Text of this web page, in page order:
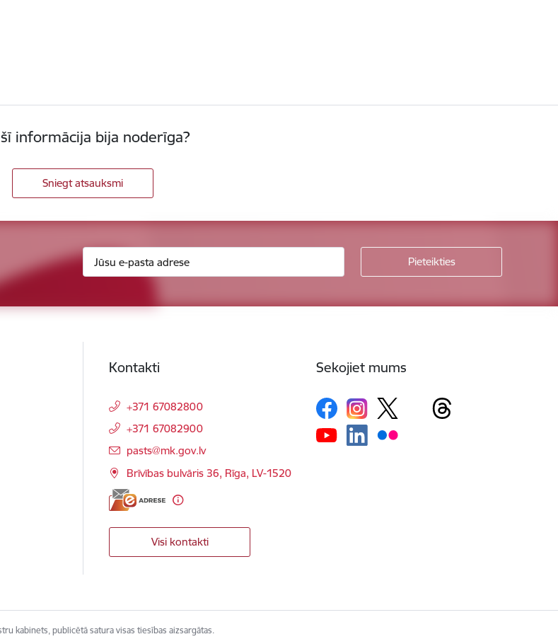
informācija bija noderīga?
Sniegt atsauksmi
Kontakti
+371 67082800
+371 67082900
E-pasts:
pasts@mk.gov.lv
Brīvības bulvāris 36, Rīga, LV-1520
Visi kontakti
Sekojiet mums
kabinets, publicētā satura visas tiesības aizsargātas.